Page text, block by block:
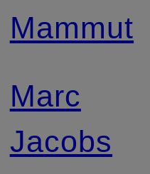
Mammut
Marc
Jacobs